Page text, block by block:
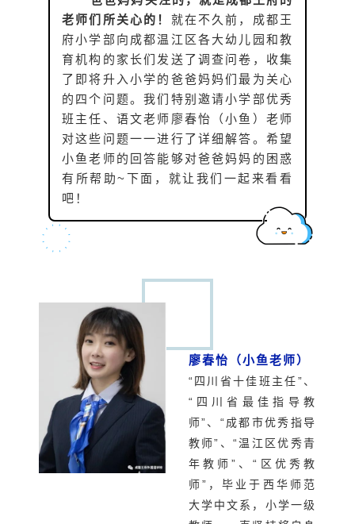
老师们所关心的 ！ 就在不久前，成都王
府小学部向成都温江区各大幼儿园和教
育机构的家长们发送了调查问卷，收集
了即将升入小学的爸爸妈妈们最为关心
的四个问题。我们特别邀请小学部优秀
班主任、语文老师廖春怡（小鱼）老师
对这些问题一一进行了详细解答。希望
小鱼老师的回答能够对爸爸妈妈的困惑
有所帮助~下面，就让我们一起来看看
吧！
廖春怡（小鱼老师）
“四川省十佳班主任”、
“四川省最佳指导教
师”、“成都市优秀指导
教师”、“温江区优秀青
年教师”、“区优秀教
师”，毕业于西华师范
大学中文系，小学一级